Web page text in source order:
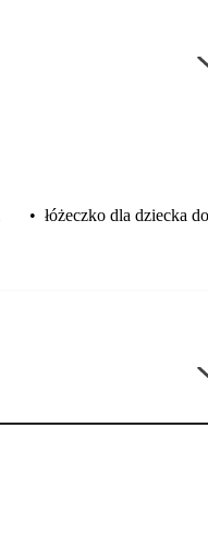
• łóżeczko dla dziecka